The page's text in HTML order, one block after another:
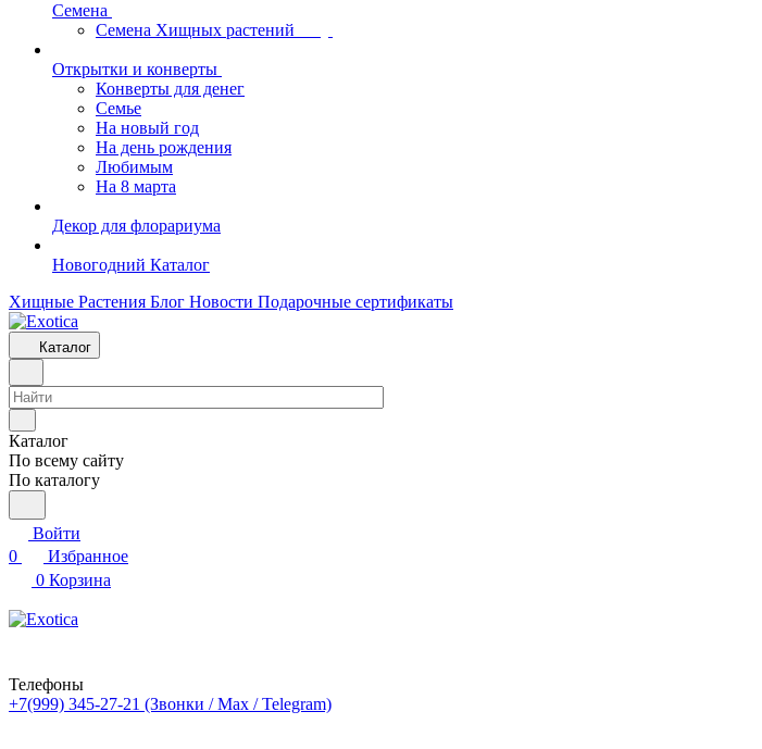
Семена
Семена Хищных растений
Открытки и конверты
Конверты для денег
Семье
На новый год
На день рождения
Любимым
На 8 марта
Декор для флорариума
Новогодний Каталог
Хищные Растения Блог Новости Подарочные сертификаты
Каталог
Каталог
По всему сайту
По каталогу
Войти
0
Избранное
0 Корзина
Телефоны
+7(999) 345-27-21 (Звонки / Max / Telegram)